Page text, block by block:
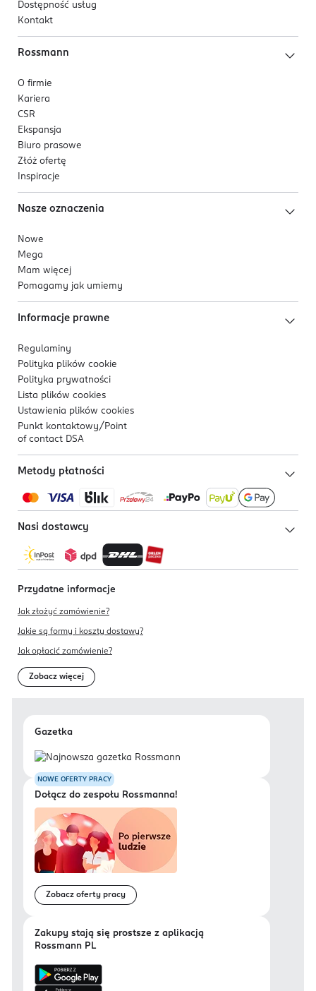
Dostępność usług
Kontakt
Rossmann
O firmie
Kariera
CSR
Ekspansja
Biuro prasowe
Złóż ofertę
Inspiracje
Nasze oznaczenia
Nowe
Mega
Mam więcej
Pomagamy jak umiemy
Informacje prawne
Regulaminy
Polityka plików cookie
Polityka prywatności
Lista plików cookies
Ustawienia plików cookies
Punkt kontaktowy/ Point
of contact DSA
Metody płatności
Nasi dostawcy
Przydatne informacje
Jak złożyć zamówienie?
Jakie są formy i koszty dostawy?
Jak opłacić zamówienie?
Zobacz więcej
Gazetka
NOWE OFERTY PRACY
Dołącz do zespołu Rossmanna!
Zobacz oferty pracy
Zakupy stają się prostsze z aplikacją
Rossmann PL